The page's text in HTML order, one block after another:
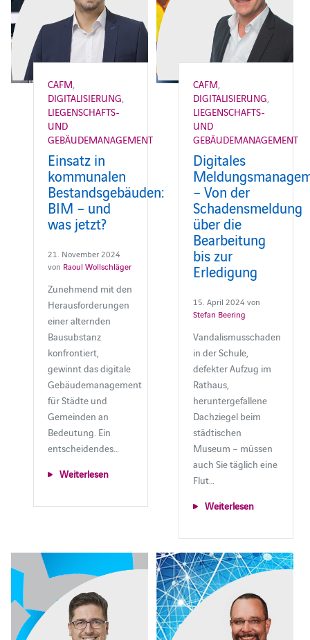
CAFM
DIGITALISIERUNG
LIEGENSCHAFTS-
UND
GEBÄUDEMANAGEMENT
Einsatz in
kommunalen
Bestandsgebäuden:
BIM – und
was jetzt?
21. November 2024
von Raoul Wollschläger
Zunehmend mit den
Herausforderungen
einer alternden
Bausubstanz
konfrontiert,
gewinnt das digitale
Gebäudemanagement
für Städte und
Gemeinden an
Bedeutung. Ein
entscheidendes…
Weiterlesen
CAFM
DIGITALISIERUNG
LIEGENSCHAFTS-
UND
GEBÄUDEMANAGEMENT
Digitales
– Von der
Schadensmeldung
über die
Bearbeitung
bis zur
Erledigung
15. April 2024 von
Stefan Beering
Vandalismusschaden
in der Schule,
defekter Aufzug im
Rathaus,
heruntergefallene
Dachziegel beim
städtischen
Museum ­– müssen
auch Sie täglich eine
Flut…
Weiterlesen